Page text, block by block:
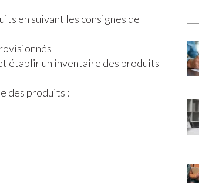
en suivant les consignes de
établir un inventaire des produits
des produits :